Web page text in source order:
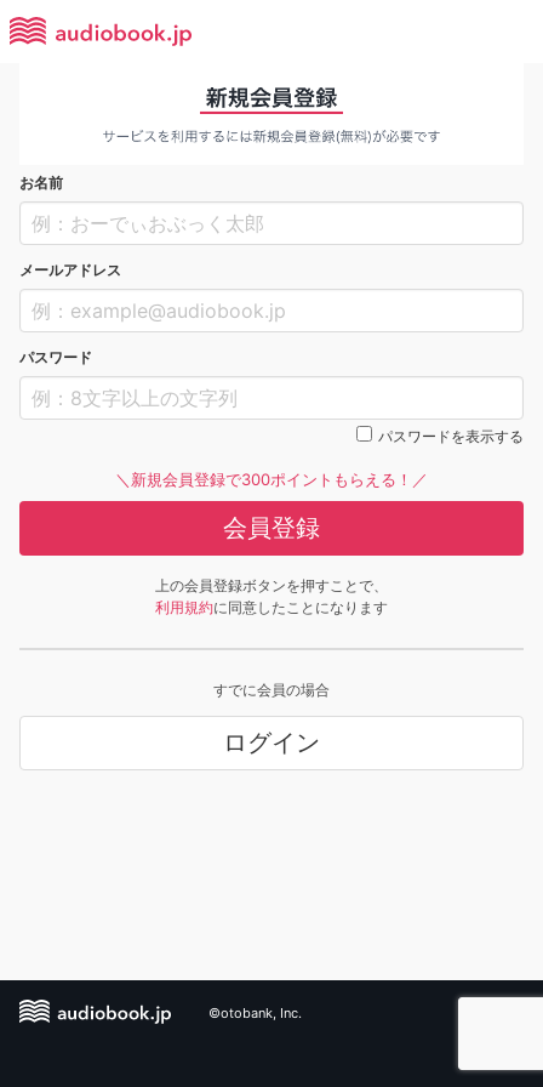
お名前
メールアドレス
パスワード
パスワードを表示する
＼新規会員登録で300ポイントもらえる！／
会員登録
上の会員登録ボタンを押すことで、
利用規約に同意したことになります
すでに会員の場合
ログイン
©otobank, Inc.